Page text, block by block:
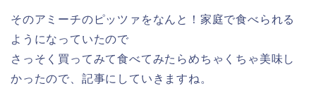
そのアミーチのピッツァをなんと！家庭で食べられる
ようになっていたので
さっそく買ってみて食べてみたらめちゃくちゃ美味し
かったので、記事にしていきますね。